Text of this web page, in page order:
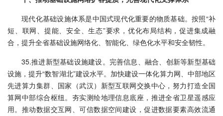
现代化基础设施体系是中国式现代化重要的物质基础。按照“补
短、联网、提能、安全、生态”要求，优化布局结构，促进集成融
合，提升全省基础设施网络化、智能化、绿色化水平和安全韧性。
35.推进新型基础设施建设。完善信息、融合、创新等新型基础
设施，提升“数智湖北”建设水平。加快建设一体化算力网、中部地区
先进算力集群、国家（武汉）新型互联网交换中心，努力打造全国
算网中部综合枢纽。夯实测绘地理信息底座，推进全省卫星遥感应
用。推动数据交互网、可信数据空间建设，促进数据要素高效流通